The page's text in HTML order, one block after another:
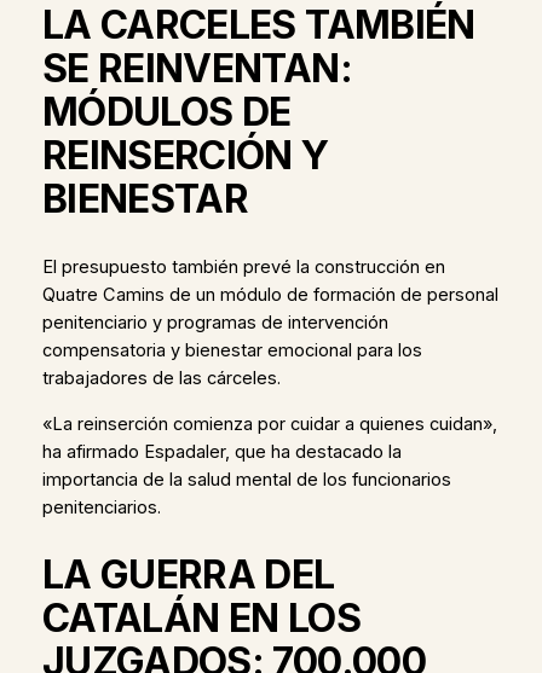
LA CARCELES TAMBIÉN
SE REINVENTAN:
MÓDULOS DE
REINSERCIÓN Y
BIENESTAR
El presupuesto también prevé la construcción en
Quatre Camins de un módulo de formación de personal
penitenciario y programas de intervención
compensatoria y bienestar emocional para los
trabajadores de las cárceles.
«La reinserción comienza por cuidar a quienes cuidan»,
ha afirmado Espadaler, que ha destacado la
importancia de la salud mental de los funcionarios
penitenciarios.
LA GUERRA DEL
CATALÁN EN LOS
JUZGADOS: 700.000